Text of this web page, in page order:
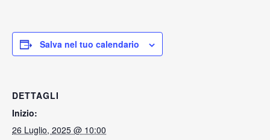
Salva nel tuo calendario
DETTAGLI
Inizio:
26 Luglio, 2025 @ 10:00